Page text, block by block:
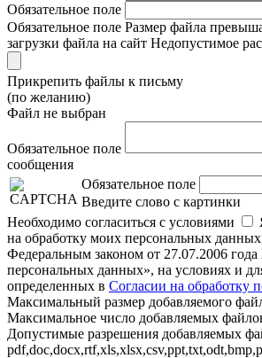
Обязательное поле
Обязательное поле Размер файла
загрузки файла на сайт Недопустимое
Прикрепить файлы к письму
(по желанию)
Файл не выбран
Обязательное поле
сообщения
Обязательное поле
Введите слово с картинки
Необходимо согласиться с условиями
на обработку моих персональных
Федеральным законом от 27.07.2006
персональных данных», на условиях и
определенных в Согласии на обработку
Максимальный размер добавляемого
Максимальное число добавляемых
Допустимые разрешения добавляемых